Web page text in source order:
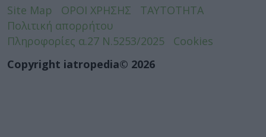
Site Map ΟΡΟΙ ΧΡΗΣΗΣ
ΤΑΥΤΟΤΗΤΑ
Πολιτική απορρήτου
Πληροφορίες α.27 Ν.5253/2025
Cookies
Copyright iatropedia© 2026